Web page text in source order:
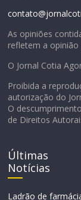
As opiniões
refletem a opinião
O Jornal Cotia
Proibida a
autorização do
O
de Direitos
Últimas
Notícias
Ladrão de